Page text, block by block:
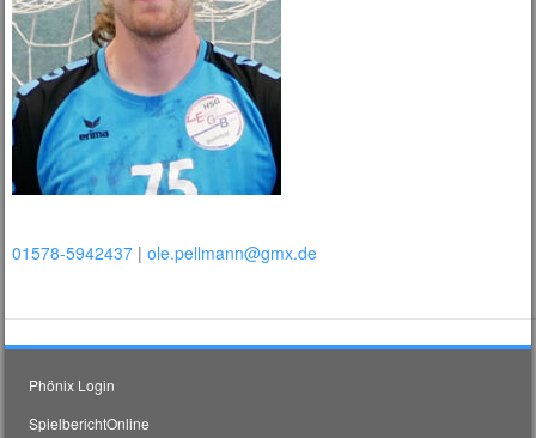
01578-5942437 |ole.pellmann@gmx.de
Phönix Login
SpielberichtOnline